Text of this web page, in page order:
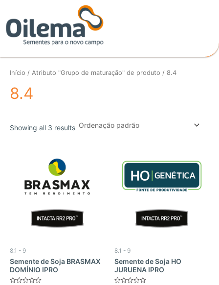
conteúdo
Início / Atributo "Grupo de maturação" de produto / 8.4
8.4
Showing all 3 results
8.1 - 9
Semente de Soja BRASMAX
DOMÍNIO IPRO
8.1 - 9
Semente de Soja HO
JURUENA IPRO